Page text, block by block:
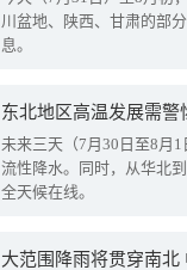
川盆地、陕西、甘肃的部
息。
东北地区高温发展需
未来三天（7月30日至8月
流性降水。同时，从华北
全天候在线。
大范围降雨将贯穿南